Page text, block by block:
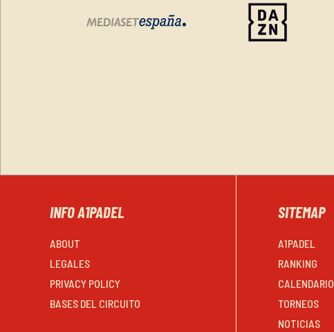
INFO A1PADEL
ABOUT
LEGALES
PRIVACY POLICY
BASES DEL CIRCUITO
SITEMAP
A1PADEL
RANKING
CALENDARIO
TORNEOS
NOTICIAS